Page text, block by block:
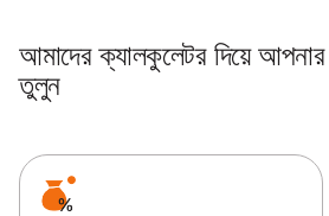
আমাদের ক্যালকুলেটর দিয়ে
তুলুন